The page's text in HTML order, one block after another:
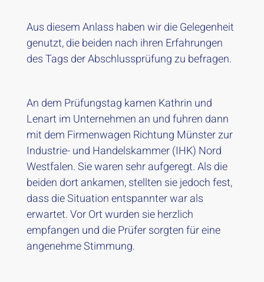
Aus diesem Anlass haben wir die Gelegenheit
genutzt, die beiden nach ihren Erfahrungen
des Tags der Abschlussprüfung zu befragen.
An dem Prüfungstag kamen Kathrin und
Lenart im Unternehmen an und fuhren dann
mit dem Firmenwagen Richtung Münster zur
Industrie- und Handelskammer (IHK) Nord
Westfalen. Sie waren sehr aufgeregt. Als die
beiden dort ankamen, stellten sie jedoch fest,
dass die Situation entspannter war als
erwartet. Vor Ort wurden sie herzlich
empfangen und die Prüfer sorgten für eine
angenehme Stimmung.